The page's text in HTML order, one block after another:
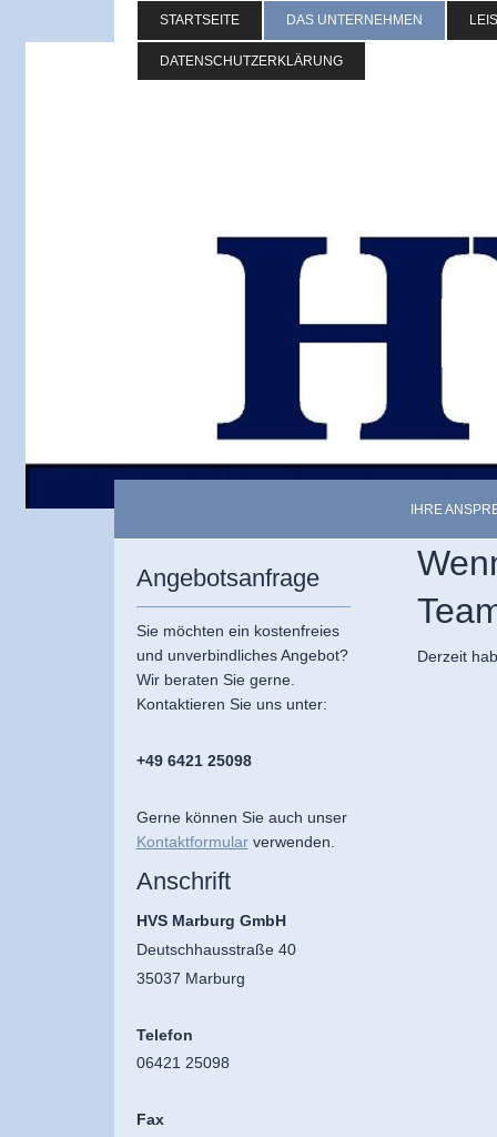
STARTSEITE DAS UNTERNEHMEN
DATENSCHUTZERKLÄRUNG
IHRE
Derzeit
Angebotsanfrage
Sie möchten ein kostenfreies
und unverbindliches Angebot?
Wir beraten Sie gerne.
Kontaktieren Sie uns unter:
+49 6421 25098
Gerne können Sie auch unser
Kontaktformularverwenden.
Anschrift
HVS Marburg GmbH
Deutschhausstraße 40
35037 Marburg
Telefon
06421 25098
Fax